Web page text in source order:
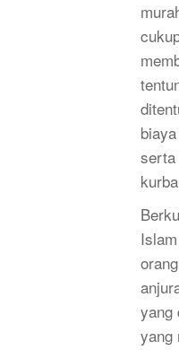
serta
yang
yang